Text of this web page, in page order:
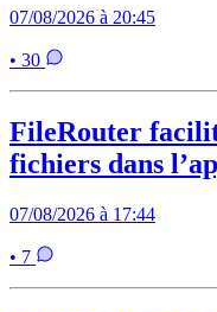
07/08/2026 à 20:45
• 30
FileRouter
fichiers dans
07/08/2026 à 17:44
• 7